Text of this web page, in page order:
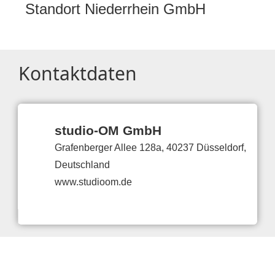
Standort Niederrhein GmbH
Kontaktdaten
studio-OM GmbH
Grafenberger Allee 128a, 40237 Düsseldorf,
Deutschland
www.studioom.de